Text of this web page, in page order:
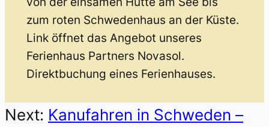
zum roten Schwedenhaus an der Küste.
Link öffnet das Angebot unseres
Ferienhaus Partners Novasol.
Direktbuchung eines Ferienhauses.
Next: Kanufahren in Schweden –